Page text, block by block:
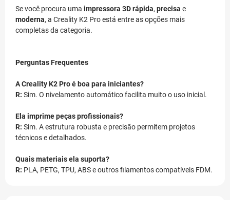
Se você procura uma impressora 3D rápida, precisa e
moderna, a Creality K2 Pro está entre as opções mais
completas da categoria.
Perguntas Frequentes
A Creality K2 Pro é boa para iniciantes?
R: Sim. O nivelamento automático facilita muito o uso inicial.
Ela imprime peças profissionais?
R: Sim. A estrutura robusta e precisão permitem projetos
técnicos e detalhados.
Quais materiais ela suporta?
R: PLA, PETG, TPU, ABS e outros filamentos compatíveis FDM.